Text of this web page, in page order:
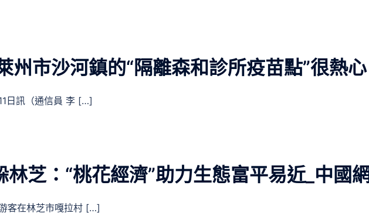
州市沙河鎮的“隔離森和診所疫苗點”很熱心
日訊（通信員 李 […]
林芝：“桃花經濟”助力生態富平易近_中國網
客在林芝市嘎拉村 […]